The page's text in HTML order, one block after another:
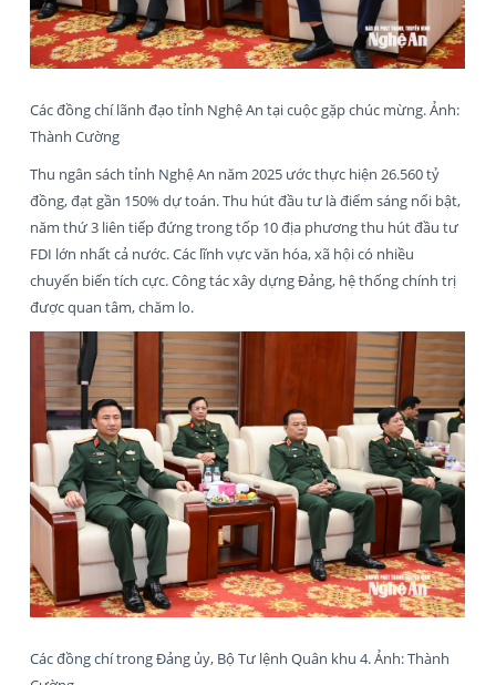
Các đồng chí lãnh đạo tỉnh Nghệ An tại cuộc gặp chúc mừng. Ảnh:
Thành Cường
Thu ngân sách tỉnh Nghệ An năm 2025 ước thực hiện 26.560 tỷ
đồng, đạt gần 150% dự toán. Thu hút đầu tư là điểm sáng nổi bật,
năm thứ 3 liên tiếp đứng trong tốp 10 địa phương thu hút đầu tư
FDI lớn nhất cả nước. Các lĩnh vực văn hóa, xã hội có nhiều
chuyển biến tích cực. Công tác xây dựng Đảng, hệ thống chính trị
được quan tâm, chăm lo.
Các đồng chí trong Đảng ủy, Bộ Tư lệnh Quân khu 4. Ảnh: Thành